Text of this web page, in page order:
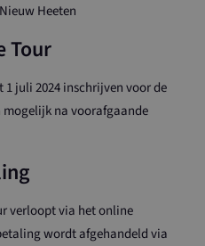
Heeten
Tour
juli 2024 inschrijven voor de
mogelijk na voorafgaande
verloopt via het online
wordt afgehandeld via